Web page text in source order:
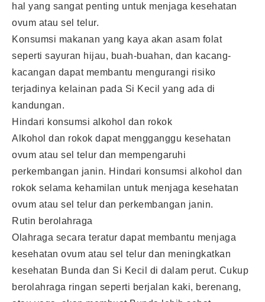
hal yang sangat penting untuk menjaga kesehatan
ovum atau sel telur.
Konsumsi makanan yang kaya akan asam folat
seperti sayuran hijau, buah-buahan, dan kacang-
kacangan dapat membantu mengurangi risiko
terjadinya kelainan pada Si Kecil yang ada di
kandungan.
Hindari konsumsi alkohol dan rokok
Alkohol dan rokok dapat mengganggu kesehatan
ovum atau sel telur dan mempengaruhi
perkembangan janin. Hindari konsumsi alkohol dan
rokok selama kehamilan untuk menjaga kesehatan
ovum atau sel telur dan perkembangan janin.
Rutin berolahraga
Olahraga secara teratur dapat membantu menjaga
kesehatan ovum atau sel telur dan meningkatkan
kesehatan Bunda dan Si Kecil di dalam perut. Cukup
berolahraga ringan seperti berjalan kaki, berenang,